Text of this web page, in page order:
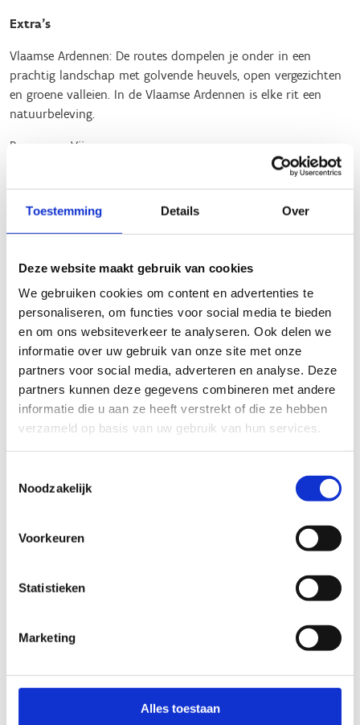
Toestemming Details Over
Deze website maakt gebruik van cookies
We gebruiken cookies om content en advertenties te
personaliseren, om functies voor social media te bieden
en om ons websiteverkeer te analyseren. Ook delen we
informatie over uw gebruik van onze site met onze
partners voor social media, adverteren en analyse. Deze
partners kunnen deze gegevens combineren met andere
informatie die u aan ze heeft verstrekt of die ze hebben
verzameld op basis van uw gebruik van hun services.
Noodzakelijk
Voorkeuren
Statistieken
Marketing
Alles toestaan
Extra’s
Vlaamse Ardennen: De routes dompelen je onder in een
prachtig landschap met golvende heuvels, open vergezichten
en groene valleien. In de Vlaamse Ardennen is elke rit een
natuurbeleving.
Bevegemse Vijvers
Romeinse site (Velzeke), een verrassende, cultureel-historische
De Sint-Antoniuskapel met beeldentuin (groen/blauw/rood)
De grafkapel van Elene (rood)
De duivelsvoetstap in een blok Balegemse zandsteen (rood)
Laat je onderdompelen in de Vlaamse Ardennen en
geniet!
Startplaatsen